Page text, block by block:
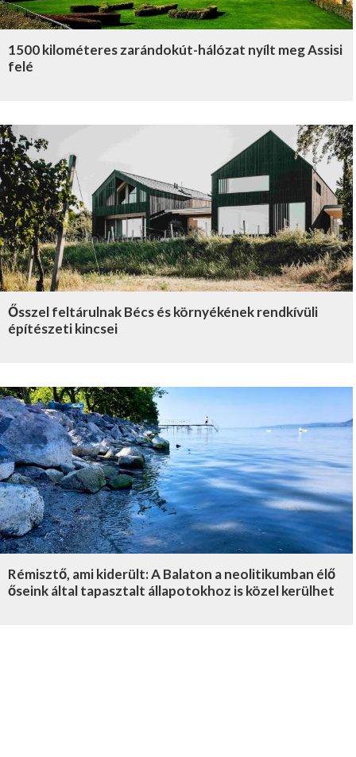
1500 kilométeres zarándokút-hálózat nyílt meg Assisi
felé
Ősszel feltárulnak Bécs és környékének rendkívüli
építészeti kincsei
Rémisztő, ami kiderült: A Balaton a neolitikumban élő
őseink által tapasztalt állapotokhoz is közel kerülhet